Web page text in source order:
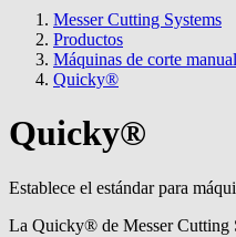
Messer Cutting Systems
Productos
Máquinas de corte manual
Quicky®
Quicky®
Establece el estándar para
La Quicky® de Messer Cutting